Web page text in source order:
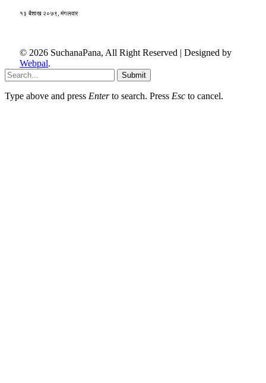
१३ बैशाख २०७९, मंगलवार
© 2026 SuchanaPana, All Right Reserved | Designed by
Webpal.
Submit
Type above and press Enterto search. Press Esc to cancel.